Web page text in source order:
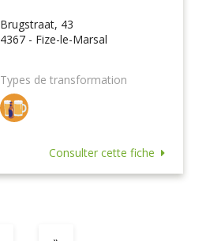
Brugstraat, 43
4367 - Fize-le-Marsal
Types de transformation
Consulter cette fiche